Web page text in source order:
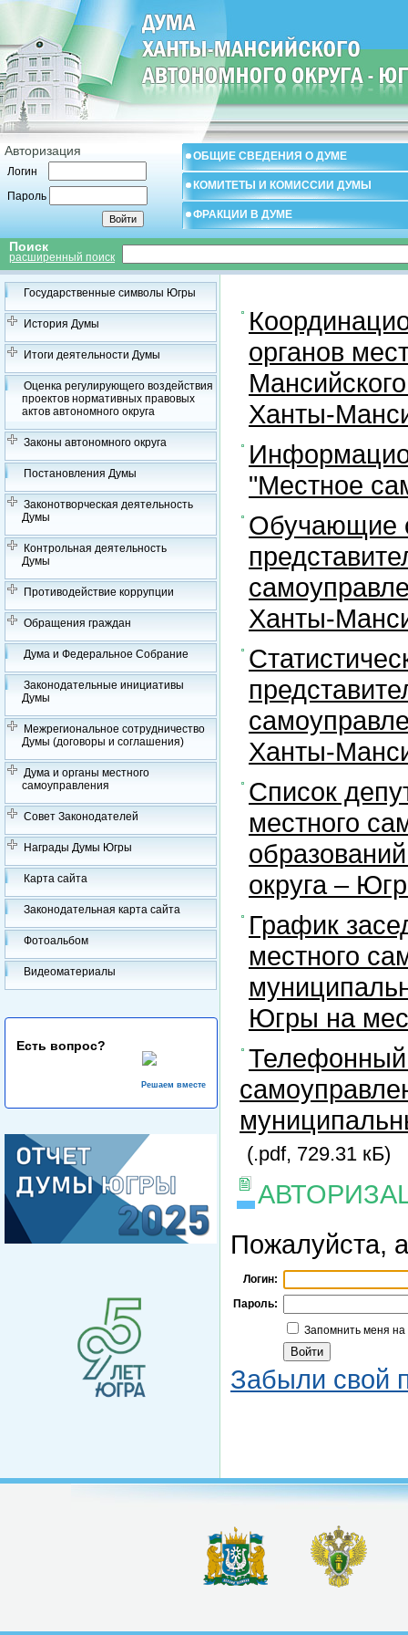
Авторизация
Логин
Пароль
ОБЩИЕ СВЕДЕНИЯ О ДУМЕ
КОМИТЕТЫ И КОМИССИИ ДУМЫ
ФРАКЦИИ В ДУМЕ
Поиск
расширенный поиск
Государственные символы Югры
История Думы
Итоги деятельности Думы
Оценка регулирующего воздействия
проектов нормативных правовых
актов автономного округа
Законы автономного округа
Постановления Думы
Законотворческая деятельность
Думы
Контрольная деятельность
Думы
Противодействие коррупции
Обращения граждан
Дума и Федеральное Собрание
Законодательные инициативы
Думы
Межрегиональное сотрудничество
Думы (договоры и соглашения)
Дума и органы местного
самоуправления
Совет Законодателей
Награды Думы Югры
Карта сайта
Законодательная карта сайта
Фотоальбом
Видеоматериалы
Есть вопрос?
Решаем вместе
органов
Ханты-
"Местное
Обучающие
Ханты-
Ханты-
Список
местного
округа –
График
местного
Югры на
Телефонный
(.pdf, 729.31 кБ)
Пожалуйста,
Логин:
Пароль:
Запомнить меня
Забыли свой